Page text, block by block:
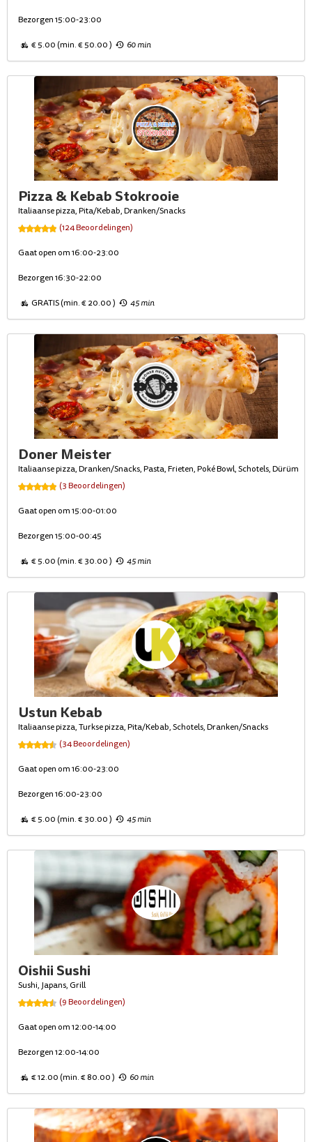
Bezorgen 15:00-23:00
€ 5.00 (min. € 50.00 ) 60 min
Pizza & Kebab Stokrooie
Italiaanse pizza, Pita/Kebab, Dranken/Snacks
(124 Beoordelingen)
Gaat open om 16:00-23:00
Bezorgen 16:30-22:00
GRATIS (min. € 20.00 ) 45 min
Doner Meister
Italiaanse pizza, Dranken/Snacks, Pasta, Frieten, Poké Bowl, Schotels, Dürüm
(3 Beoordelingen)
Gaat open om 15:00-01:00
Bezorgen 15:00-00:45
€ 5.00 (min. € 30.00 ) 45 min
Ustun Kebab
Italiaanse pizza, Turkse pizza, Pita/Kebab, Schotels, Dranken/Snacks
(34 Beoordelingen)
Gaat open om 16:00-23:00
Bezorgen 16:00-23:00
€ 5.00 (min. € 30.00 ) 45 min
Oishii Sushi
Sushi, Japans, Grill
(9 Beoordelingen)
Gaat open om 12:00-14:00
Bezorgen 12:00-14:00
€ 12.00 (min. € 80.00 ) 60 min